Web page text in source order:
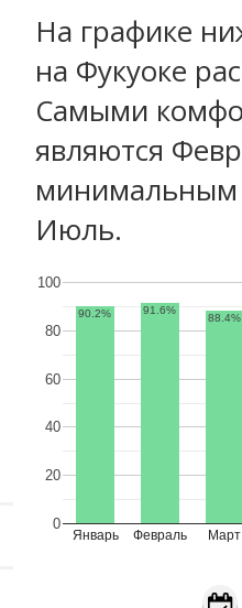
На графике
на Фукуоке
Самыми
являются
минимальным
Июль.
Январь Февраль Март
0
20
40
60
80
100
90.2% 91.6%
88.4%